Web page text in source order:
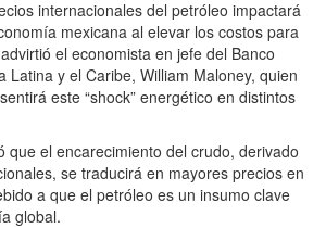
internacionales del petróleo impactará
mexicana al elevar los costos para
el economista en jefe del Banco
Latina y el Caribe, William Maloney, quien
este “shock” energético en distintos
que el encarecimiento del crudo, derivado
se traducirá en mayores precios en
a que el petróleo es un insumo clave
global.